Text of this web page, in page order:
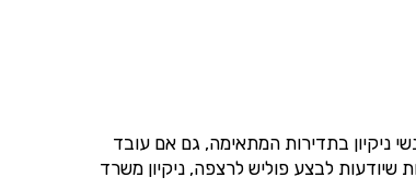
ניקיון בתדירות המתאימה, גם אם עובד
לבצע פוליש לרצפה, ניקיון משרד